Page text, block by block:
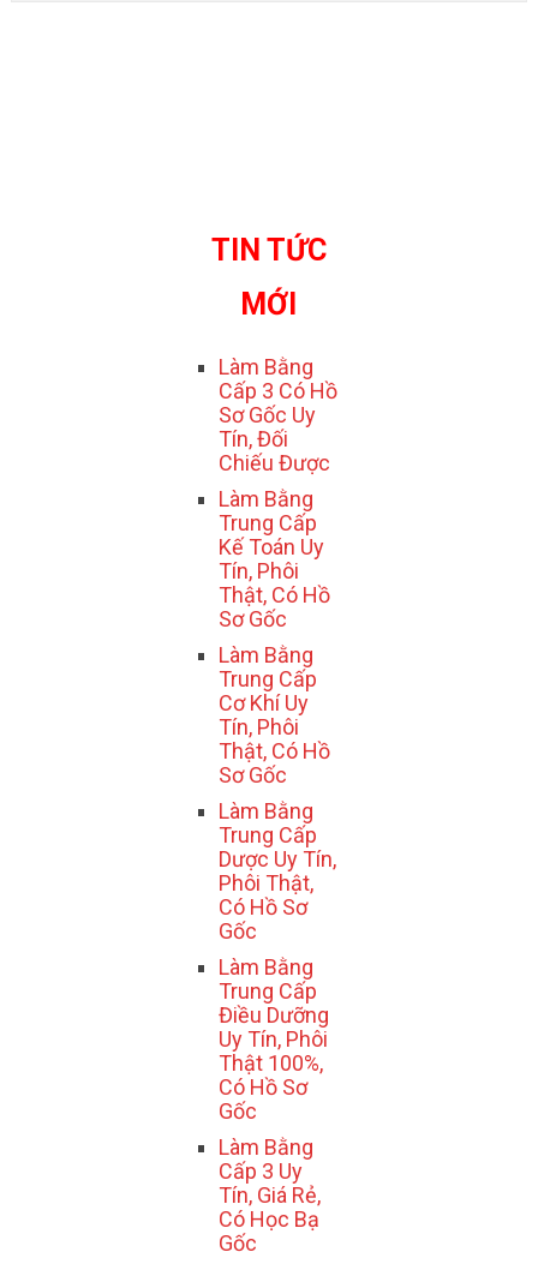
TIN TỨC
MỚI
Làm Bằng
Cấp 3 Có Hồ
Sơ Gốc Uy
Tín, Đối
Chiếu Được
Làm Bằng
Trung Cấp
Kế Toán Uy
Tín, Phôi
Thật, Có Hồ
Sơ Gốc
Làm Bằng
Trung Cấp
Cơ Khí Uy
Tín, Phôi
Thật, Có Hồ
Sơ Gốc
Làm Bằng
Trung Cấp
Dược Uy Tín,
Phôi Thật,
Có Hồ Sơ
Gốc
Làm Bằng
Trung Cấp
Điều Dưỡng
Uy Tín, Phôi
Thật 100%,
Có Hồ Sơ
Gốc
Làm Bằng
Cấp 3 Uy
Tín, Giá Rẻ,
Có Học Bạ
Gốc